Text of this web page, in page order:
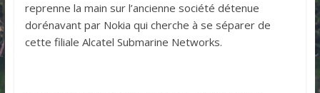
reprenne la main sur l’ancienne société détenue
dorénavant par Nokia qui cherche à se séparer de
cette filiale Alcatel Submarine Networks.